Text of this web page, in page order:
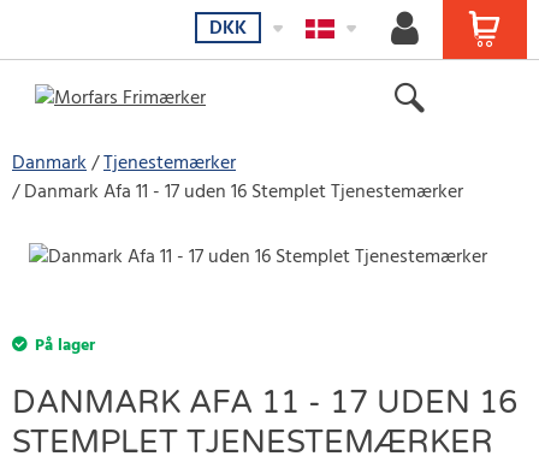
DKK
Danmark Tjenestemærker
Danmark Afa 11 - 17 uden 16 Stemplet Tjenestemærker
På lager
DANMARK AFA 11 - 17 UDEN 16
STEMPLET TJENESTEMÆRKER